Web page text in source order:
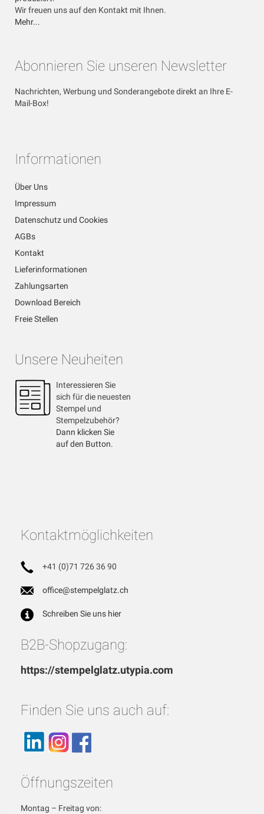
Wir freuen uns auf den Kontakt mit Ihnen.
Mehr...
Abonnieren Sie unseren Newsletter
Nachrichten, Werbung und Sonderangebote direkt an Ihre E-
Mail-Box!
Informationen
Über Uns
Impressum
Datenschutz und Cookies
AGBs
Kontakt
Lieferinformationen
Zahlungsarten
Download Bereich
Freie Stellen
Unsere Neuheiten
Interessieren Sie
sich für die neuesten
Stempel und
Stempelzubehör?
Dann klicken Sie
auf den Button.
Kontaktmöglichkeiten
+41 (0)71 726 36 90
office@stempelglatz.ch
Schreiben Sie uns hier
B2B-Shopzugang:
https://stempelglatz.utypia.com
Finden Sie uns auch auf:
Öffnungszeiten
Montag – Freitag von: